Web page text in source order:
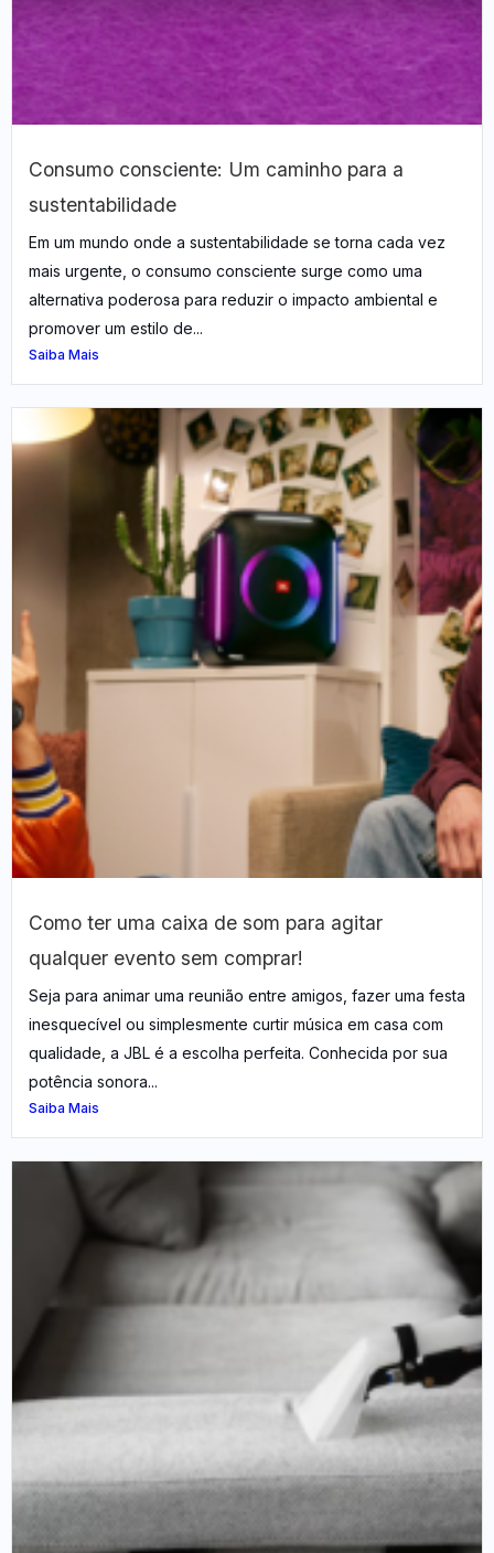
Consumo consciente: Um caminho para a
sustentabilidade
Em um mundo onde a sustentabilidade se torna cada vez
mais urgente, o consumo consciente surge como uma
alternativa poderosa para reduzir o impacto ambiental e
promover um estilo de...
Saiba Mais
Como ter uma caixa de som para agitar
qualquer evento sem comprar!
Seja para animar uma reunião entre amigos, fazer uma festa
inesquecível ou simplesmente curtir música em casa com
qualidade, a JBL é a escolha perfeita. Conhecida por sua
potência sonora...
Saiba Mais